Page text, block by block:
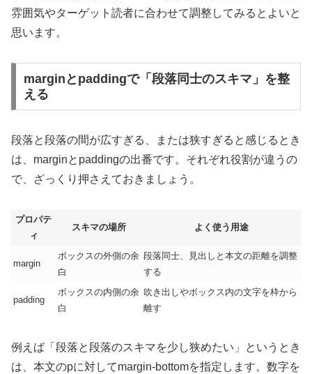
雰囲気やターゲット読者に合わせて調整してみるとよいと
思います。
marginとpaddingで「段落同士のスキマ」を整
える
段落と段落の間が広すぎる、または狭すぎると感じるとき
は、marginとpaddingの出番です。それぞれ役割が違うの
で、ざっくり押さえておきましょう。
プロパテ
ィ
スキマの場所 よく使う用途
margin
ボックスの外側の余
白
段落同士、見出しと本文の距離を調整
する
padding
ボックスの内側の余
白
吹き出しやボックス内の文字を枠から
離す
例えば「段落と段落のスキマを少し狭めたい」というとき
は、本文のpに対してmargin-bottomを指定します。数字を